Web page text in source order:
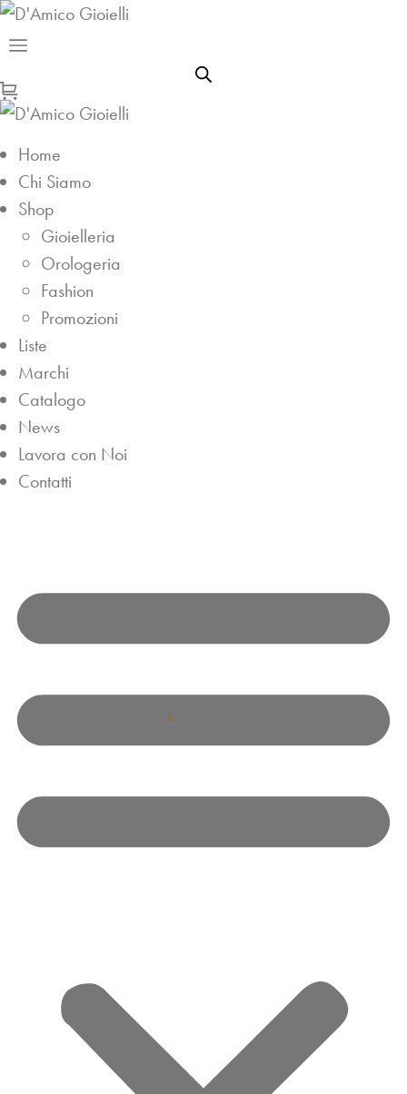
0
Home
Chi Siamo
Shop
Gioielleria
Orologeria
Fashion
Promozioni
Liste
Marchi
Catalogo
News
Lavora con Noi
Contatti
0